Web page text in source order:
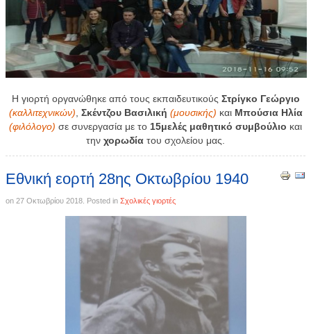
Η γιορτή οργανώθηκε από τους εκπαιδευτικούς Στρίγκο Γεώργιο
(καλλιτεχνικών) Σκέντζου Βασιλική (μουσικής) και Μπούσια Ηλία
(φιλόλογο) σε συνεργασία με το 15μελές μαθητικό συμβούλιο και
την χορωδία του σχολείου μας.
Εθνική εορτή 28ης Οκτωβρίου 1940
on 27 Οκτωβρίου 2018 . Posted in Σχολικές γιορτές